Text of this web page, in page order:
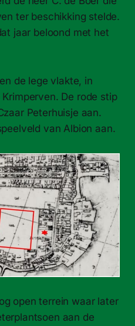
ter beschikking stelde.
jaar beloond met het
de lege vlakte, in
De rode stip
Peterhuisje aan.
van Albion aan.
open terrein waar later
aan de